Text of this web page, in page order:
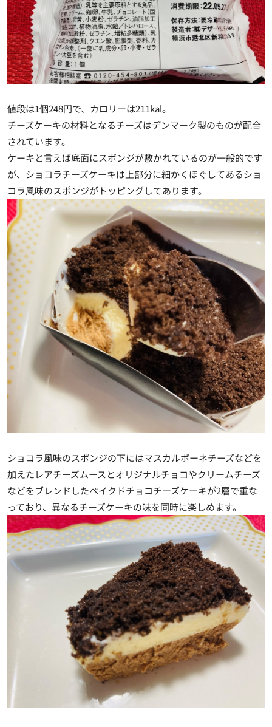
値段は1個248円で、カロリーは211kal。
チーズケーキの材料となるチーズはデンマーク製のものが配合
されています。
ケーキと言えば底面にスポンジが敷かれているのが一般的です
が、ショコラチーズケーキは上部分に細かくほぐしてあるショ
コラ風味のスポンジがトッピングしてあります。
ショコラ風味のスポンジの下にはマスカルポーネチーズなどを
加えたレアチーズムースとオリジナルチョコやクリームチーズ
などをブレンドしたベイクドチョコチーズケーキが2層で重な
っており、異なるチーズケーキの味を同時に楽しめます。